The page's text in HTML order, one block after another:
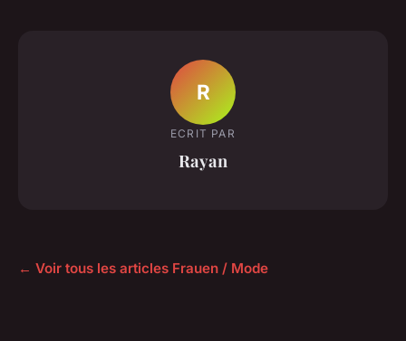
R
ECRIT PAR
Rayan
← Voir tous les articles Frauen / Mode